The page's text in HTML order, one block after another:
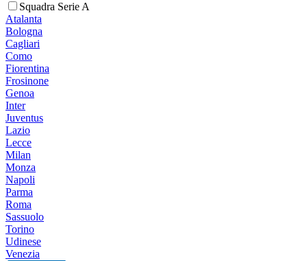
Squadra Serie A
Atalanta
Bologna
Cagliari
Como
Fiorentina
Frosinone
Genoa
Inter
Juventus
Lazio
Lecce
Milan
Monza
Napoli
Parma
Roma
Sassuolo
Torino
Udinese
Venezia